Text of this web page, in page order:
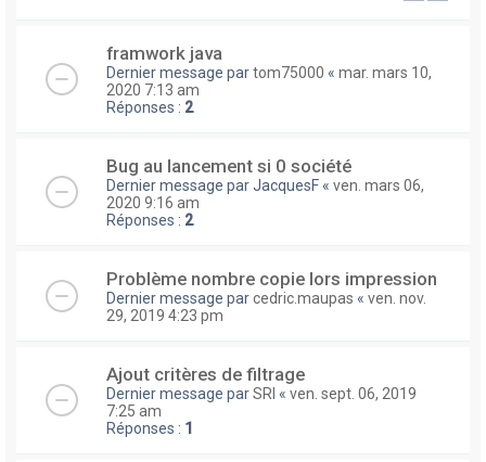
framwork java
Dernier message partom75000 « mar. mars 10,
2020 7:13 am
Réponses : 2
Bug au lancement si 0 société
Dernier message parJacquesF « ven. mars 06,
2020 9:16 am
Réponses : 2
Problème nombre copie lors impression
Dernier message parcedric.maupas « ven. nov.
29, 2019 4:23 pm
Ajout critères de filtrage
Dernier message parSRI « ven. sept. 06, 2019
7:25 am
Réponses : 1